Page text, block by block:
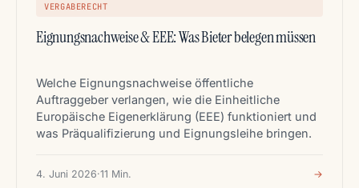
VERGABERECHT
Eignungsnachweise & EEE: Was Bieter belegen müssen
Welche Eignungsnachweise öffentliche
Auftraggeber verlangen, wie die Einheitliche
Europäische Eigenerklärung (EEE) funktioniert und
was Präqualifizierung und Eignungsleihe bringen.
4. Juni 2026·11 Min. →